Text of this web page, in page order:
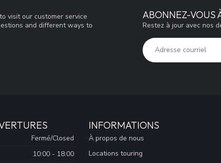
visit our customer service
and different ways to
ABONNEZ-VOUS
Restez à jour avec nos
Fermé/Closed
10:00 - 18:00
INFORMATIONS
À propos de nous
Locations touring